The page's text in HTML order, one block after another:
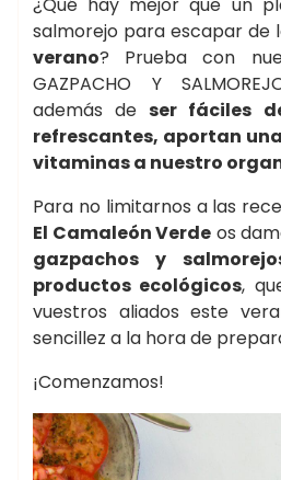
salmorejo para escapar de
verano? Prueba con
GAZPACHO Y
además deser fáciles
refrescantes, aportan
vitaminas a nuestro
Para no limitarnos a las
El Camaleón Verde os
gazpachos y
productos ecológicos,
vuestros aliados este
sencillez a la hora de
¡Comenzamos!